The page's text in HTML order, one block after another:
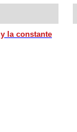
la constante